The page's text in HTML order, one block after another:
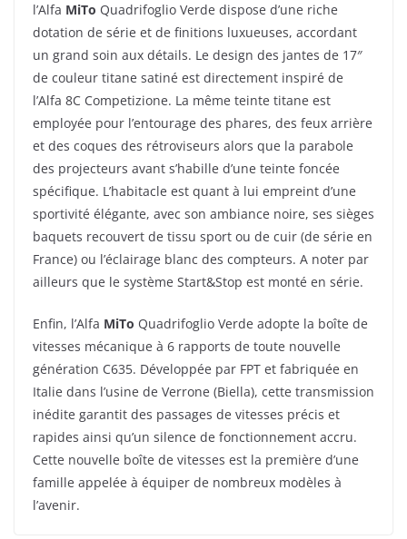
l’Alfa MiTo Quadrifoglio Verde dispose d’une riche
dotation de série et de finitions luxueuses, accordant
un grand soin aux détails. Le design des jantes de 17″
de couleur titane satiné est directement inspiré de
l’Alfa 8C Competizione. La même teinte titane est
employée pour l’entourage des phares, des feux arrière
et des coques des rétroviseurs alors que la parabole
des projecteurs avant s’habille d’une teinte foncée
spécifique. L’habitacle est quant à lui empreint d’une
sportivité élégante, avec son ambiance noire, ses sièges
baquets recouvert de tissu sport ou de cuir (de série en
France) ou l’éclairage blanc des compteurs. A noter par
ailleurs que le système Start&Stop est monté en série.
Enfin, l’Alfa MiTo Quadrifoglio Verde adopte la boîte de
vitesses mécanique à 6 rapports de toute nouvelle
génération C635. Développée par FPT et fabriquée en
Italie dans l’usine de Verrone (Biella), cette transmission
inédite garantit des passages de vitesses précis et
rapides ainsi qu’un silence de fonctionnement accru.
Cette nouvelle boîte de vitesses est la première d’une
famille appelée à équiper de nombreux modèles à
l’avenir.